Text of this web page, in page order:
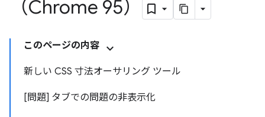
（Chrome 95）
このページの内容
新しい CSS 寸法オーサリング ツール
[問題] タブでの問題の非表示化